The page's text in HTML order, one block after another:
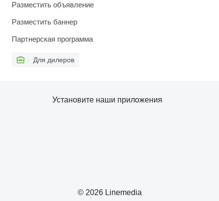
Разместить объявление
Разместить баннер
Партнерская программа
Для дилеров
© 2026 Linemedia
Установите наши приложения